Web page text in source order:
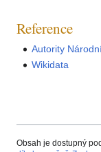
Reference
Autority
Wikidata
Obsah je dostupný